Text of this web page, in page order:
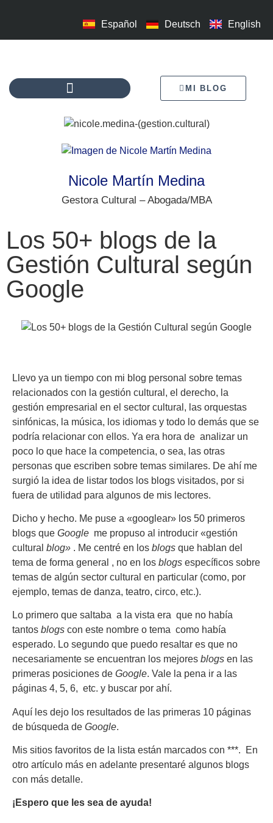
Español Deutsch English
MI BLOG
Nicole Martín Medina
Gestora Cultural – Abogada/MBA
Los 50+ blogs de la
Gestión Cultural según
Google
Llevo ya un tiempo con mi blog personal sobre temas
relacionados con la gestión cultural, el derecho, la
gestión empresarial en el sector cultural, las orquestas
sinfónicas, la música, los idiomas y todo lo demás que se
podría relacionar con ellos. Ya era hora de analizar un
poco lo que hace la competencia, o sea, las otras
personas que escriben sobre temas similares. De ahí me
surgió la idea de listar todos los blogs visitados, por si
fuera de utilidad para algunos de mis lectores.
Dicho y hecho. Me puse a «googlear» los 50 primeros
blogs que Google me propuso al introducir «gestión
cultural blog» . Me centré en los blogs que hablan del
tema de forma general , no en los blogs específicos sobre
temas de algún sector cultural en particular (como, por
ejemplo, temas de danza, teatro, circo, etc.).
Lo primero que saltaba a la vista era que no había
tantos blogs con este nombre o tema como había
esperado. Lo segundo que puedo resaltar es que no
necesariamente se encuentran los mejores blogs en las
primeras posiciones de Google. Vale la pena ir a las
páginas 4, 5, 6, etc. y buscar por ahí.
Aquí les dejo los resultados de las primeras 10 páginas
de búsqueda de Google.
Mis sitios favoritos de la lista están marcados con ***. En
otro artículo más en adelante presentaré algunos blogs
con más detalle.
¡Espero que les sea de ayuda!